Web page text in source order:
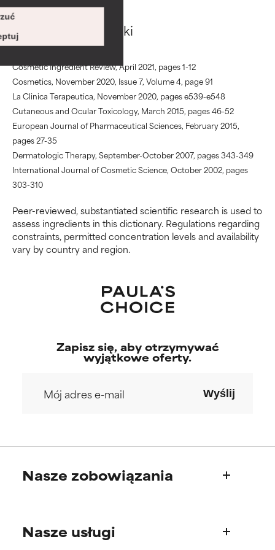
Argireline odnośniki
Cosmetic Ingredient Review, April 2021, pages 1-12
Cosmetics, November 2020, Issue 7, Volume 4, page 91
La Clinica Terapeutica, November 2020, pages e539-e548
Cutaneous and Ocular Toxicology, March 2015, pages 46-52
European Journal of Pharmaceutical Sciences, February 2015,
pages 27-35
Dermatologic Therapy, September-October 2007, pages 343-349
International Journal of Cosmetic Science, October 2002, pages
303-310
Peer-reviewed, substantiated scientific research is used to
assess ingredients in this dictionary. Regulations regarding
constraints, permitted concentration levels and availability
vary by country and region.
BAD
Istnieje prawdopodobieństwo
podrażnienia. Ryzyko wzrasta w
połączeniu z innymi
problematycznymi składnikami.
WORST
Może powodować
podrażnienie, stan zapalny,
korzyści w niektórych
aspektach, ale ogólnie
udowodniono, że wyrządza
BRAK OCENY
Nie oceniliśmy jeszcze tego
składnika, ponieważ nie
BAD
Istnieje prawdopodobieństwo
podrażnienia. Ryzyko wzrasta w
połączeniu z innymi
problematycznymi składnikami.
WORST
Może powodować
podrażnienie, stan zapalny,
korzyści w niektórych
aspektach, ale ogólnie
udowodniono, że wyrządza
BRAK OCENY
Nie oceniliśmy jeszcze tego
składnika, ponieważ nie
Zapisz się, aby otrzymywać
wyjątkowe oferty.
Wyślij
Nasze zobowiązania
Nasza historia
Nasze usługi